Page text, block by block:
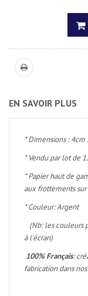
EN SAVOIR PLUS
* Dimensions: 4cm
* Vendu par lot de
* Papier haut de
aux frottements
* Couleur: Argent
(Nb: les couleurs
à l'écran)
100% Français:
fabrication dans